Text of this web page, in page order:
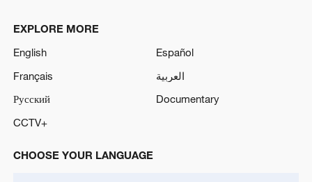
EXPLORE MORE
English
Español
Français
العربية
Русский
Documentary
CCTV+
CHOOSE YOUR LANGUAGE